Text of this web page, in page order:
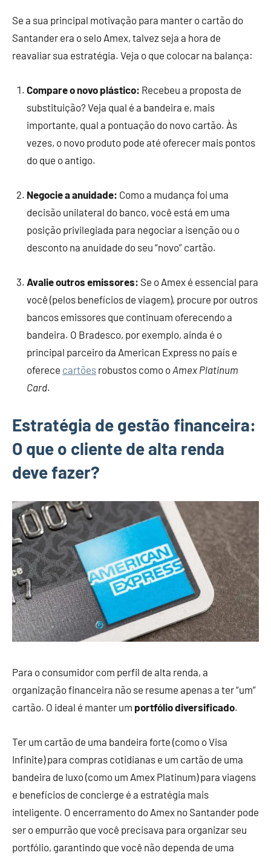
Se a sua principal motivação para manter o cartão do
Santander era o selo Amex, talvez seja a hora de
reavaliar sua estratégia. Veja o que colocar na balança:
Compare o novo plástico: Recebeu a proposta de
substituição? Veja qual é a bandeira e, mais
importante, qual a pontuação do novo cartão. Às
vezes, o novo produto pode até oferecer mais pontos
do que o antigo.
Negocie a anuidade: Como a mudança foi uma
decisão unilateral do banco, você está em uma
posição privilegiada para negociar a isenção ou o
desconto na anuidade do seu “novo” cartão.
Avalie outros emissores: Se o Amex é essencial para
você (pelos benefícios de viagem), procure por outros
bancos emissores que continuam oferecendo a
bandeira. O Bradesco, por exemplo, ainda é o
principal parceiro da American Express no país e
oferece cartões robustos como o Amex Platinum
Card.
Estratégia de gestão financeira:
O que o cliente de alta renda
deve fazer?
Para o consumidor com perfil de alta renda, a
organização financeira não se resume apenas a ter “um”
cartão. O ideal é manter um portfólio diversificado.
Ter um cartão de uma bandeira forte (como o Visa
Infinite) para compras cotidianas e um cartão de uma
bandeira de luxo (como um Amex Platinum) para viagens
e benefícios de concierge é a estratégia mais
inteligente. O encerramento do Amex no Santander pode
ser o empurrão que você precisava para organizar seu
portfólio, garantindo que você não dependa de uma